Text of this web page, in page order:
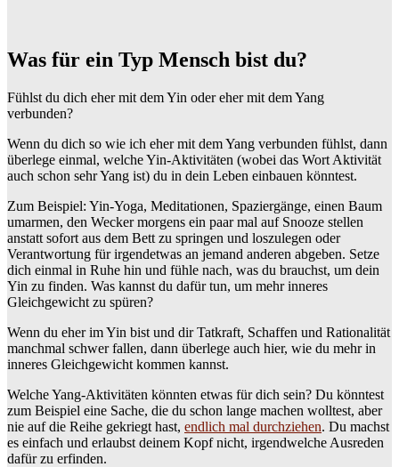
Was für ein Typ Mensch bist du?
Fühlst du dich eher mit dem Yin oder eher mit dem Yang
verbunden?
Wenn du dich so wie ich eher mit dem Yang verbunden fühlst, dann
überlege einmal, welche Yin-Aktivitäten (wobei das Wort Aktivität
auch schon sehr Yang ist) du in dein Leben einbauen könntest.
Zum Beispiel: Yin-Yoga, Meditationen, Spaziergänge, einen Baum
umarmen, den Wecker morgens ein paar mal auf Snooze stellen
anstatt sofort aus dem Bett zu springen und loszulegen oder
Verantwortung für irgendetwas an jemand anderen abgeben. Setze
dich einmal in Ruhe hin und fühle nach, was du brauchst, um dein
Yin zu finden. Was kannst du dafür tun, um mehr inneres
Gleichgewicht zu spüren?
Wenn du eher im Yin bist und dir Tatkraft, Schaffen und Rationalität
manchmal schwer fallen, dann überlege auch hier, wie du mehr in
inneres Gleichgewicht kommen kannst.
Welche Yang-Aktivitäten könnten etwas für dich sein? Du könntest
zum Beispiel eine Sache, die du schon lange machen wolltest, aber
nie auf die Reihe gekriegt hast, endlich mal durchziehen. Du machst
es einfach und erlaubst deinem Kopf nicht, irgendwelche Ausreden
dafür zu erfinden.